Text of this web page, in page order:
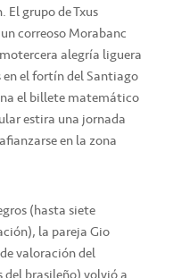
El grupo de Txus
correoso Morabanc
alegría liguera
en el fortín del Santiago
el billete matemático
estira una jornada
en la zona
(hasta siete
la pareja Gio
valoración del